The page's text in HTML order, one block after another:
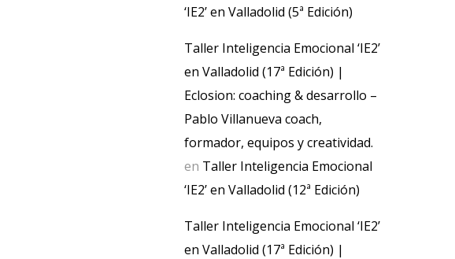
‘IE2’ en Valladolid (5ª Edición)
Taller Inteligencia Emocional ‘IE2’
en Valladolid (17ª Edición) |
Eclosion: coaching & desarrollo –
Pablo Villanueva coach,
formador, equipos y creatividad.
en Taller Inteligencia Emocional
‘IE2’ en Valladolid (12ª Edición)
Taller Inteligencia Emocional ‘IE2’
en Valladolid (17ª Edición) |